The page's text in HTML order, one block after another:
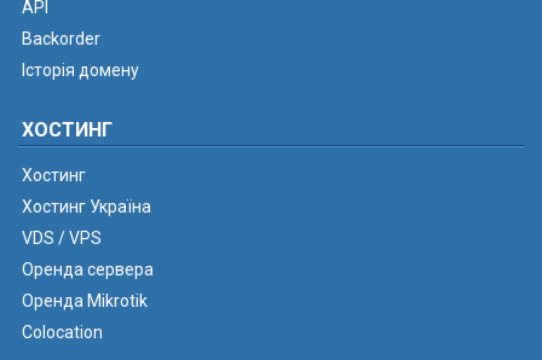
API
Backorder
Історія домену
ХОСТИНГ
Хостинг
Хостинг Україна
VDS / VPS
Оренда сервера
Оренда Mikrotik
Colocation